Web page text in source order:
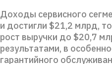
Доходы сервисного
и достигли $21,2 млрд,
рост выручки до $20,7
результатами, в
гарантийного